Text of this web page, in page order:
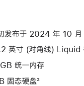
发布于 2024 年 10 月
英寸 (对角线) Liquid
统一内存
固态硬盘²